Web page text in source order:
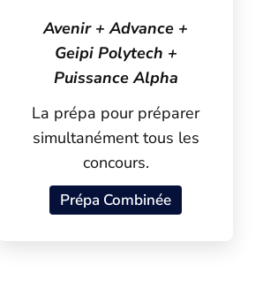
Avenir + Advance +
Geipi Polytech +
Puissance Alpha
La prépa pour préparer
simultanément tous les
concours.
Prépa Combinée